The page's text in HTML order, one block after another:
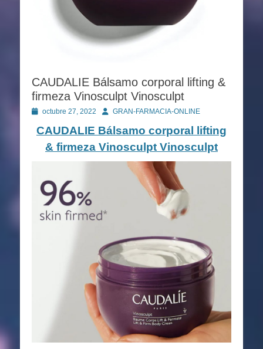
CAUDALIE Bálsamo corporal lifting &
firmeza Vinosculpt Vinosculpt
Publicado
octubre 27, 2022 AutorGRAN-FARMACIA-ONLINE
CAUDALIE Bálsamo corporal lifting
& firmeza Vinosculpt Vinosculpt